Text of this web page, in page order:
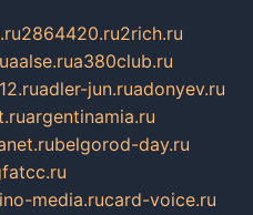
2864420.ru2rich.ru
aalse.rua380club.ru
adler-jun.ruadonyev.ru
argentinamia.ru
belgorod-day.ru
media.rucard-voice.ru